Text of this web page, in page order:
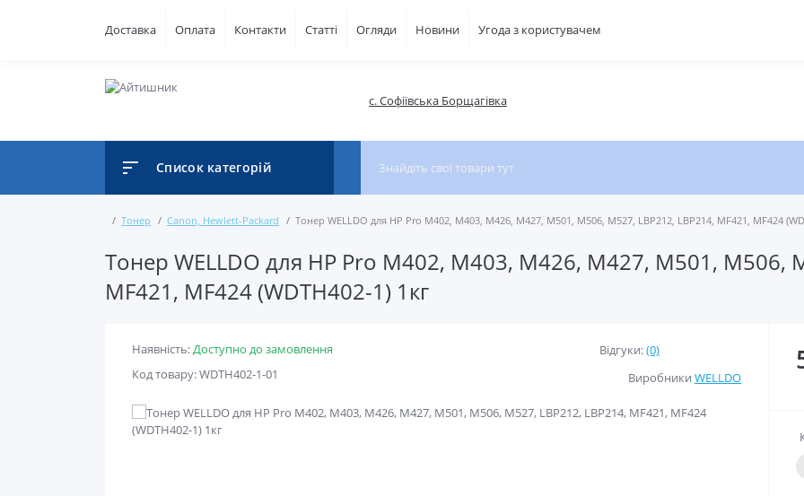
Доставка Оплата Контакти Статті Огляди Новини Угода з користувачем
с. Софіївська Борщагівка
Список категорій
Тонер Canon, Hewlett-Packard Тонер WELLDO для HP Pro M402, M403, M426, M427, M501, M506, M527, LBP212, LBP214, MF421, MF424
Тонер WELLDO для HP Pro M402, M403, M426, M427, M501, M506,
MF421, MF424 (WDTH402-1) 1кг
Наявність:Доступно до замовлення
Код товару: WDTH402-1-01
Відгуки:(0)
Виробники WELLDO